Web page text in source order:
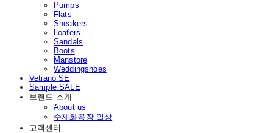
Pumps
Flats
Sneakers
Loafers
Sandals
Boots
Manstore
Weddingshoes
Vetiano SE
Sample SALE
브랜드 소개
About us
수제화공장 일상
고객센터